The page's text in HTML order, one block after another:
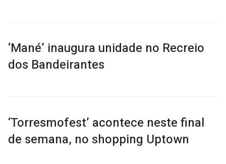
‘Mané’ inaugura unidade no Recreio
dos Bandeirantes
‘Torresmofest’ acontece neste final
de semana, no shopping Uptown